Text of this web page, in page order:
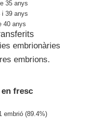
35 anys
i 39 anys
40 anys
embrionàries
embrions.
fresc
embrió (89.4%)